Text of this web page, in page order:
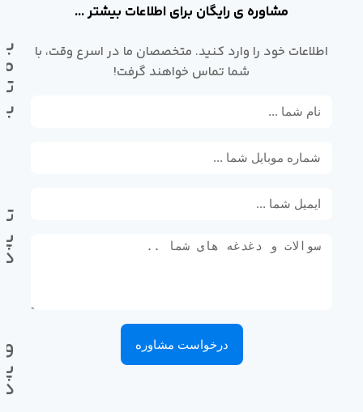
مشاوره ی رایگان برای اطلاعات بیشتر ...
اطلاعات خود را وارد کنید. متخصصان ما در اسرع وقت، با
شما تماس خواهند گرفت!
درخواست مشاوره
با